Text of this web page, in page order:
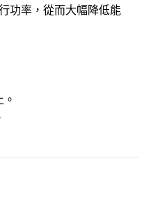
功率，從而大幅降低能